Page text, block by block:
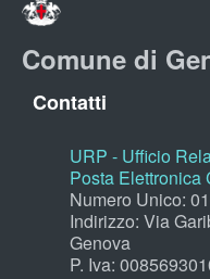
Comune di
Contatti
URP - Ufficio
Posta Elettronica
Numero Unico:
Indirizzo: Via
Genova
P. Iva: